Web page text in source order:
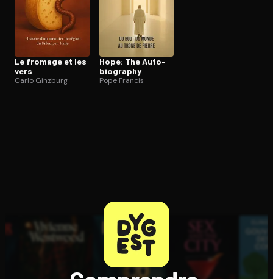
Le fromage et les
vers
Carlo Ginzburg
Hope: The Au­to­
bio­gra­phy
Pope Francis